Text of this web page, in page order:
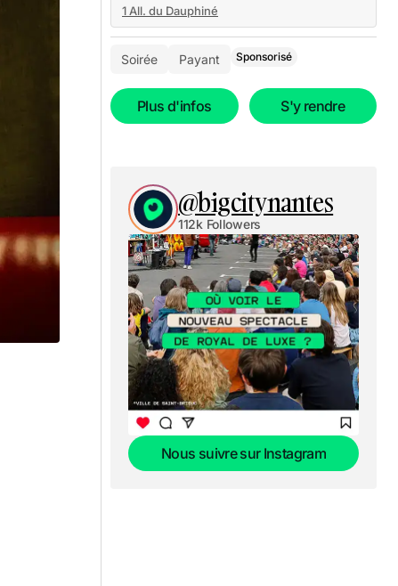
1 All. du Dauphiné
Soirée Payant Sponsorisé
Plus d'infos S'y rendre
@bigcitynantes
112k Followers
Nous suivre sur Instagram